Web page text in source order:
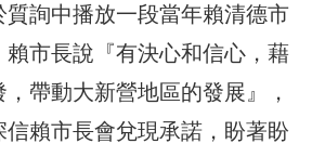
質詢中播放一段當年賴清德市
賴市長說『有決心和信心，藉
帶動大新營地區的發展』，
信賴市長會兌現承諾，盼著盼